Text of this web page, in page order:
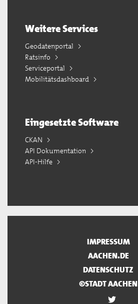
Weitere Services
Geodatenportal
Ratsinfo
Serviceportal
Mobilitätsdashboard
Eingesetzte Software
CKAN
API Dokumentation
API-Hilfe
IMPRESSUM
AACHEN.DE
DATENSCHUTZ
©STADT AACHEN